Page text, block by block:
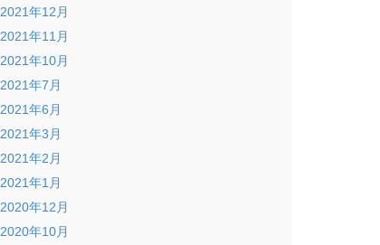
2021年12月
2021年11月
2021年10月
2021年7月
2021年6月
2021年3月
2021年2月
2021年1月
2020年12月
2020年10月